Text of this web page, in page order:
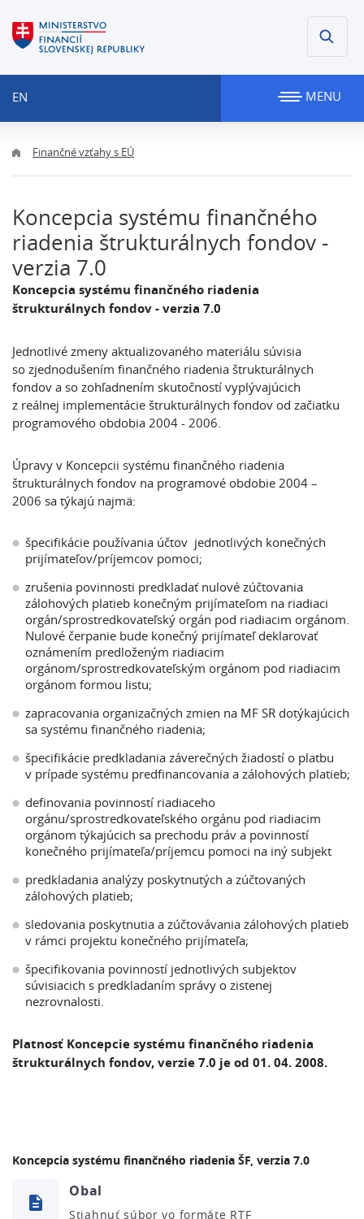
EN MENU
Finančné vzťahy s EÚ
Koncepcia systému finančného
riadenia štrukturálnych fondov -
verzia 7.0
Koncepcia systému finančného riadenia
štrukturálnych fondov - verzia 7.0
Jednotlivé zmeny aktualizovaného materiálu súvisia
so zjednodušením finančného riadenia štrukturálnych
fondov a so zohľadnením skutočností vyplývajúcich
z reálnej implementácie štrukturálnych fondov od začiatku
programového obdobia 2004 - 2006.
Úpravy v Koncepcii systému finančného riadenia
štrukturálnych fondov na programové obdobie 2004 –
2006 sa týkajú najmä:
špecifikácie používania účtov jednotlivých konečných
prijímateľov/príjemcov pomoci;
zrušenia povinnosti predkladať nulové zúčtovania
zálohových platieb konečným prijímateľom na riadiaci
orgán/sprostredkovateľský orgán pod riadiacim orgánom.
Nulové čerpanie bude konečný prijímateľ deklarovať
oznámením predloženým riadiacim
orgánom/sprostredkovateľským orgánom pod riadiacim
orgánom formou listu;
zapracovania organizačných zmien na MF SR dotýkajúcich
sa systému finančného riadenia;
špecifikácie predkladania záverečných žiadostí o platbu
v prípade systému predfinancovania a zálohových platieb;
definovania povinností riadiaceho
orgánu/sprostredkovateľského orgánu pod riadiacim
orgánom týkajúcich sa prechodu práv a povinností
konečného prijímateľa/príjemcu pomoci na iný subjekt
predkladania analýzy poskytnutých a zúčtovaných
zálohových platieb;
sledovania poskytnutia a zúčtovávania zálohových platieb
v rámci projektu konečného prijímateľa;
špecifikovania povinností jednotlivých subjektov
súvisiacich s predkladaním správy o zistenej
nezrovnalosti.
Platnosť Koncepcie systému finančného riadenia
štrukturálnych fondov, verzie 7.0 je od 01. 04. 2008.
Koncepcia systému finančného riadenia ŠF, verzia 7.0
Obal
Stiahnuť súbor vo formáte